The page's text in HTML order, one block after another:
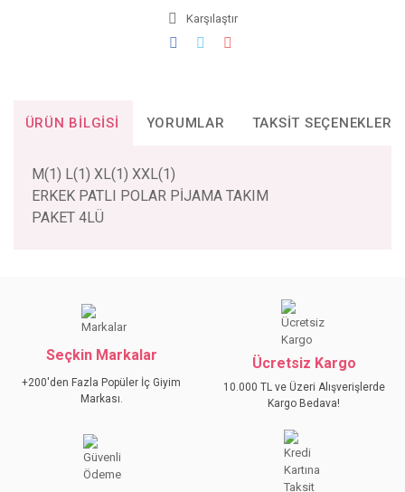
Karşılaştır
ÜRÜN BILGISI YORUMLAR TAKSIT SEÇENEKLERI
M(1) L(1) XL(1) XXL(1)
ERKEK PATLI POLAR PİJAMA TAKIM
PAKET 4LÜ
kullanarak tarafımıza iletebilirsiniz.
Görüş ve önerileriniz için teşekkür ederiz.
Ürün açıklamasında eksik bilgiler bulunuyor.
Ürün fiyatı diğer sitelerden daha pahalı.
Bu ürüne benzer farklı alternatifler olmalı.
Seçkin Markalar
+200'den Fazla Popüler İç Giyim
Markası.
Ücretsiz Kargo
10.000 TL ve Üzeri Alışverişlerde
Kargo Bedava!